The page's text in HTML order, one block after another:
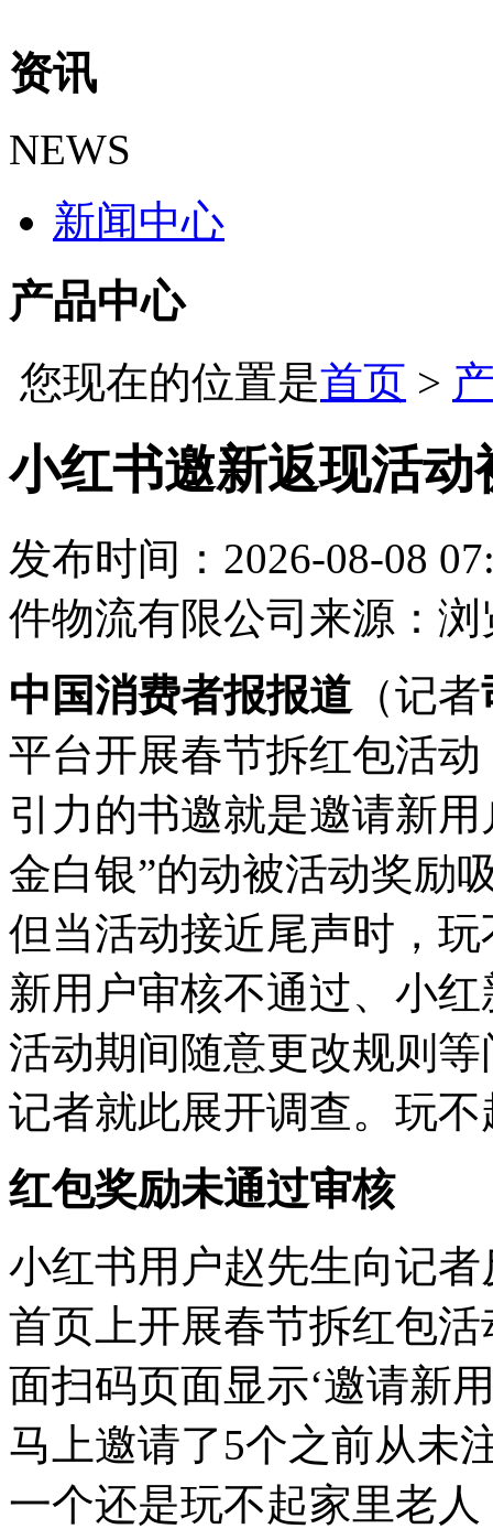
资讯
NEWS
新闻中心
产品中心
您现在的位置是首页 >
小红书邀新返现活动
发布时间：2026-08-08
件物流有限公司 来源： 浏
中国消费者报报道 （记者
平台开展春节拆红包活
引力的书邀就是邀请新
金白银”的动被活动奖励
但当活动接近尾声时，
新用户审核不通过、小
活动期间随意更改规则
记者就此展开调查。玩不
红包奖励未通过审核
小红书用户赵先生向记
首页上开展春节拆红包
面扫码页面显示‘邀请新
马上邀请了5个之前从未
一个还是玩不起家里老